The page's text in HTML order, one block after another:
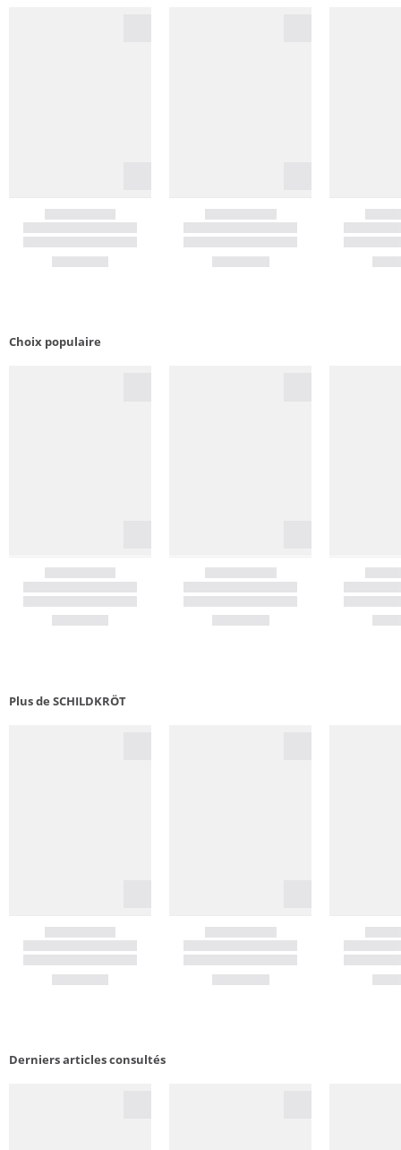
Choix populaire
Plus de SCHILDKRÖT
Derniers articles consultés